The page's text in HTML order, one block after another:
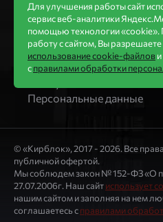
410 (4 этаж)
info@kirblok.ru
+7 (495) 363-74-64
Контакты
Персональные данные
© «Кирблок», 2017 - 2026. Все
публичной офертой.
Мы соблюдем закон № 152-ФЗ «О
27.07.2006г. Наш сайтиспользует
нашим сайтом и заполняя на нем
соглашаетесь справилами
Для улучшения работы сайт
сервис веб-аналитики
помощью технологии
работу с сайтом, Вы разрешаете
использование cookie-файлов
справилами обработки